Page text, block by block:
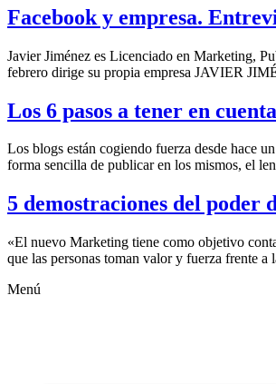
Facebook y empresa.
Javier Jiménez es Licenciado en Marketing,
febrero dirige su propia empresa JAVIER
Los 6 pasos a tener en
Los blogs están cogiendo fuerza desde hace
forma sencilla de publicar en los mismos, el
5 demostraciones del poder
«El nuevo Marketing tiene como objetivo
que las personas toman valor y fuerza frente a
Menú